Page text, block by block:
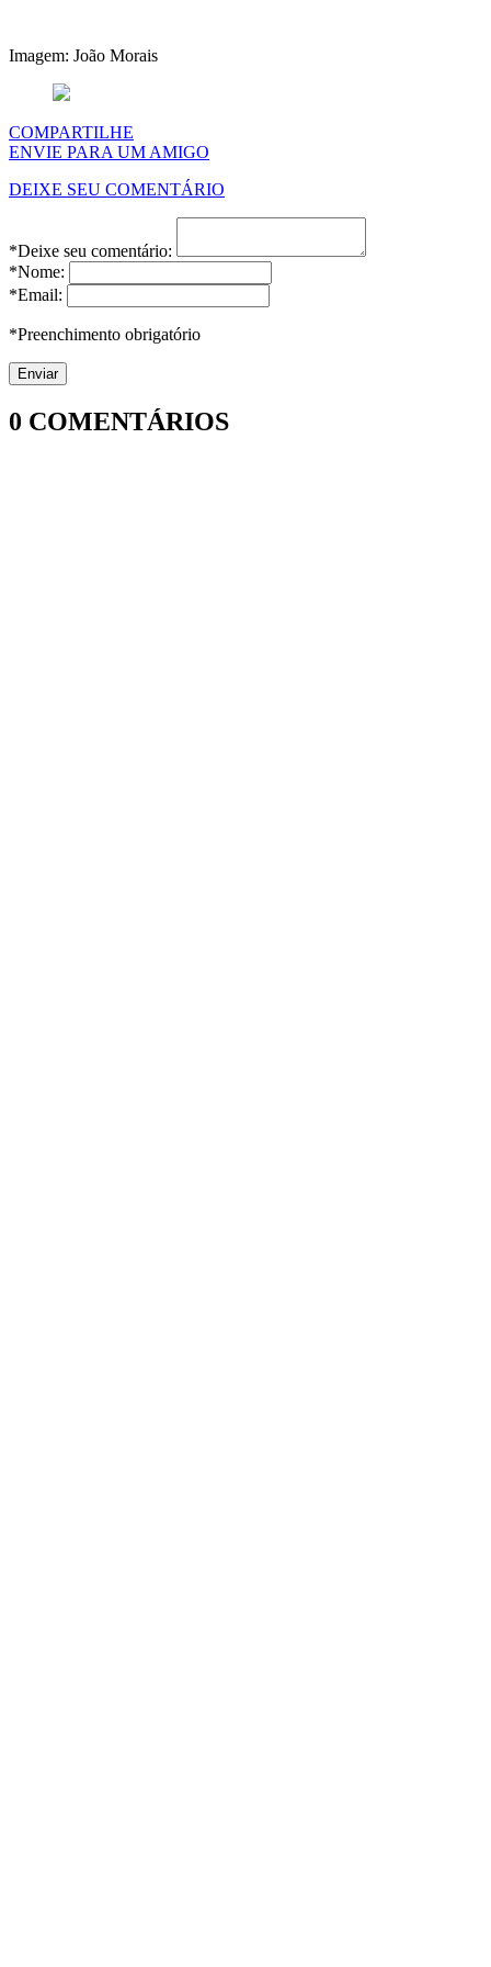
Imagem: João Morais
COMPARTILHE
ENVIE PARA UM AMIGO
DEIXE SEU COMENTÁRIO
*Deixe seu comentário:
*Nome:
*Email:
*Preenchimento obrigatório
0 COMENTÁRIOS